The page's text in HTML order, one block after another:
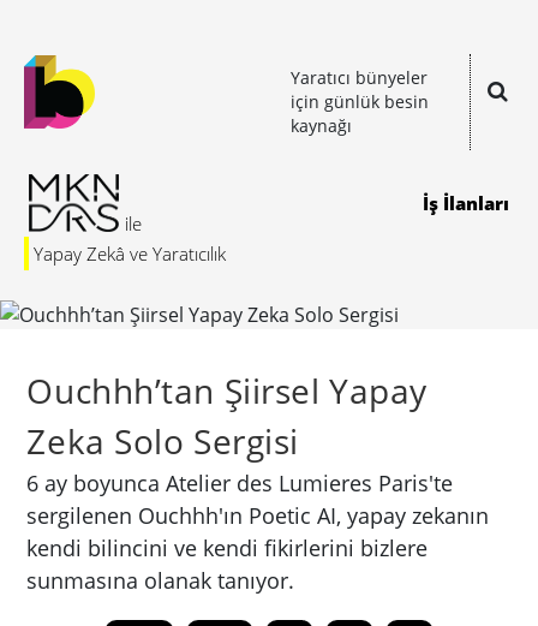
Yaratıcı bünyeler
için günlük besin
kaynağı
Yapay Zekâ ve Yaratıcılık
İş İlanları
Ouchhh’tan Şiirsel Yapay
Zeka Solo Sergisi
6 ay boyunca Atelier des Lumieres Paris'te
sergilenen Ouchhh'ın Poetic AI, yapay zekanın
kendi bilincini ve kendi fikirlerini bizlere
sunmasına olanak tanıyor.